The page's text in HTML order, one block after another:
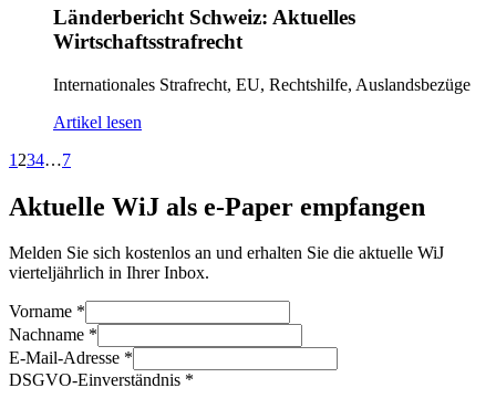
Länderbericht Schweiz: Aktuelles
Wirtschaftsstrafrecht
Internationales Strafrecht, EU, Rechtshilfe, Auslandsbezüge
Artikel lesen
1 234…7
Aktuelle WiJ als e-Paper empfangen
Melden Sie sich kostenlos an und erhalten Sie die aktuelle WiJ
vierteljährlich in Ihrer Inbox.
Vorname *
Nachname *
E-Mail-Adresse *
DSGVO-Einverständnis *